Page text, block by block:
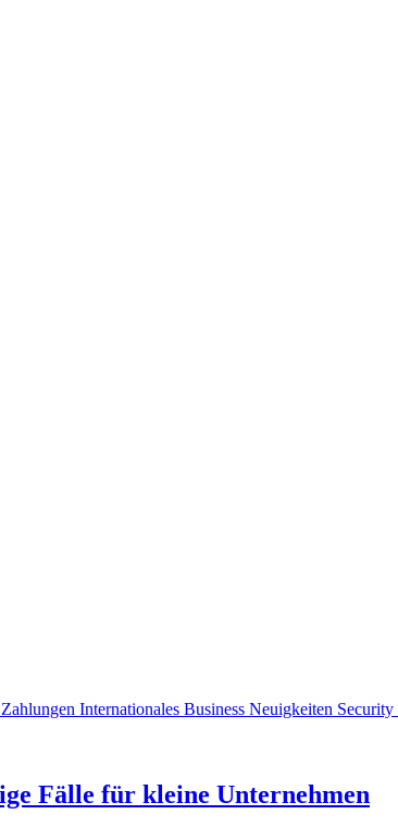
Internationales Business Neuigkeiten Security
Fälle für kleine Unternehmen